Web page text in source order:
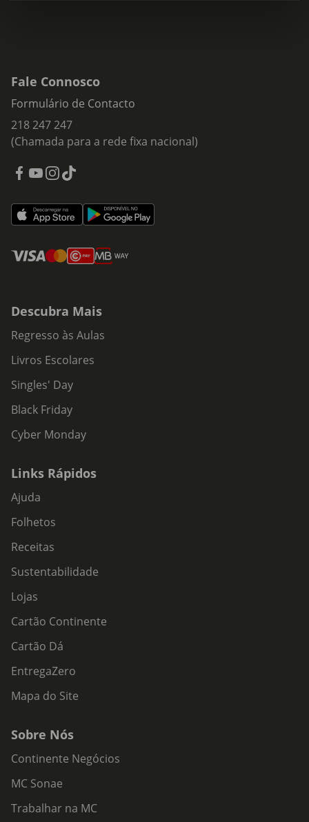
Fale Connosco
Formulário de Contacto
218 247 247
(Chamada para a rede fixa nacional)
Descubra Mais
Regresso às Aulas
Livros Escolares
Singles' Day
Black Friday
Cyber Monday
Links Rápidos
Ajuda
Folhetos
Receitas
Sustentabilidade
Lojas
Cartão Continente
Cartão Dá
EntregaZero
Mapa do Site
Sobre Nós
Continente Negócios
MC Sonae
Trabalhar na MC